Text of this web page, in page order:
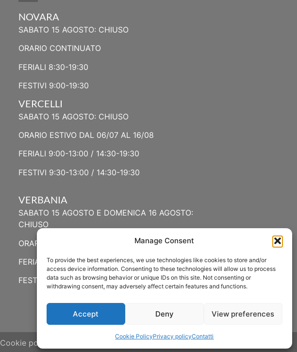
Manage Consent
To provide the best experiences, we use technologies like cookies to store and/or
access device information. Consenting to these technologies will allow us to process
data such as browsing behavior or unique IDs on this site. Not consenting or
withdrawing consent, may adversely affect certain features and functions.
Accept Deny View preferences
Cookie PolicyPrivacy policyContatti
NOVARA
SABATO 15 AGOSTO: CHIUSO
ORARIO CONTINUATO
FERIALI 8:30-19:30
FESTIVI 9:00-19:30
VERCELLI
SABATO 15 AGOSTO: CHIUSO
ORARIO ESTIVO DAL 06/07 AL 16/08
FERIALI 9:00-13:00 / 14:30-19:30
FESTIVI 9:30-13:00 / 14:30-19:30
VERBANIA
SABATO 15 AGOSTO E DOMENICA 16 AGOSTO:
CHIUSO
ORARIO ESTIVO LUGLIO E AGOSTO
FERIALI 8:30-13:00 / 15:00-19:00
FESTIVI 8:30-12:30
Cookie policy